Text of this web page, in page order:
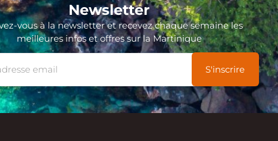
Newsletter
vous à la newsletter et recevez chaque semaine les
meilleures infos et offres sur la Martinique